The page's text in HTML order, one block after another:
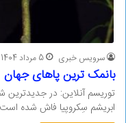
سرویس خبری 5 مرداد 1404
بانمک ترین پاهای جهان
توریسم آنلاین: در جدیدترین
ابریشم سِکروپیا فاش شده